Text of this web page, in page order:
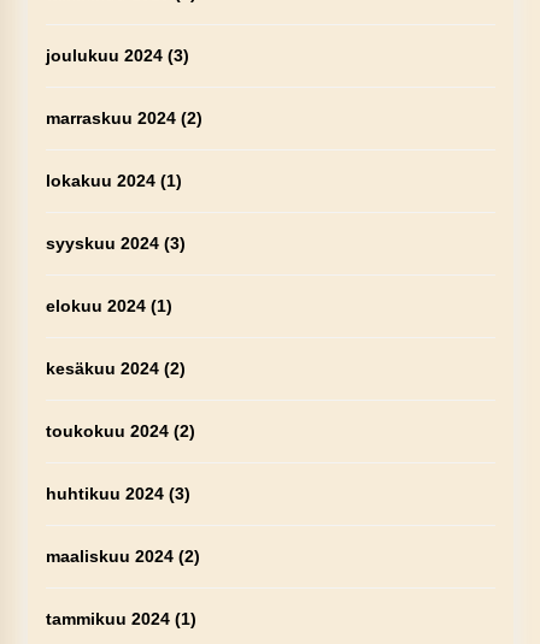
joulukuu 2024(3)
marraskuu 2024(2)
lokakuu 2024(1)
syyskuu 2024(3)
elokuu 2024(1)
kesäkuu 2024(2)
toukokuu 2024(2)
huhtikuu 2024(3)
maaliskuu 2024(2)
tammikuu 2024(1)